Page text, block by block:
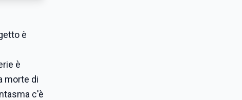
è
è
morte di
c'è